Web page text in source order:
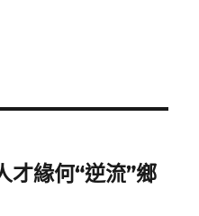
才緣何“逆流”鄉